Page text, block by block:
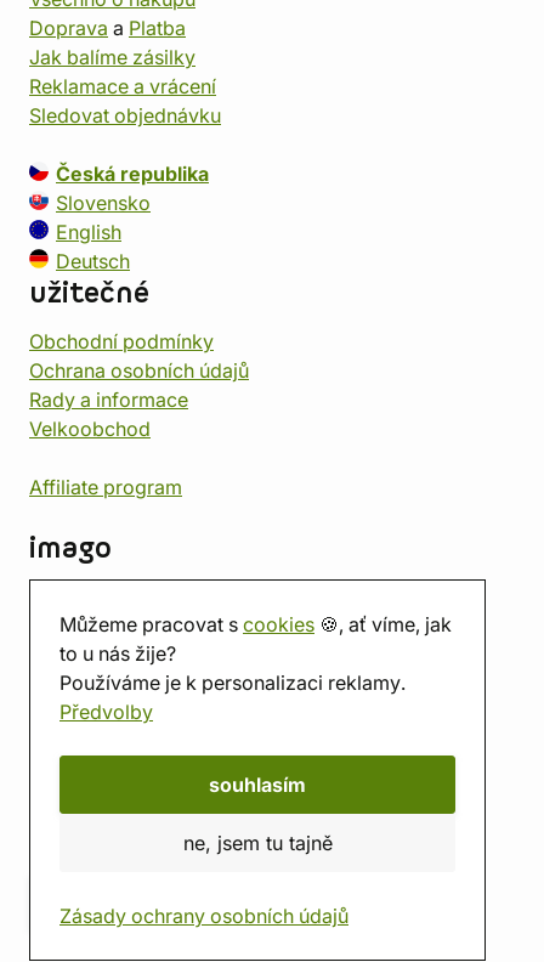
Můžeme pracovat s cookies 🍪, ať víme, jak
to u nás žije?
Používáme je k personalizaci reklamy.
Předvolby
souhlasím
ne, jsem tu tajně
Zásady ochrany osobních údajů
Doprava a Platba
Jak balíme zásilky
Reklamace a vrácení
Sledovat objednávku
Česká republika
Slovensko
English
Deutsch
užitečné
Obchodní podmínky
Ochrana osobních údajů
Rady a informace
Velkoobchod
Affiliate program
imago
Prodejna
Herna
O nás
Hodnocení obchodu